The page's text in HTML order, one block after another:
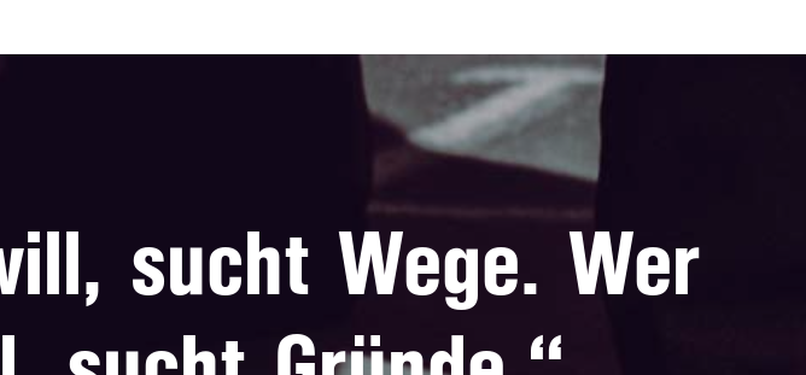
sucht Wege. Wer